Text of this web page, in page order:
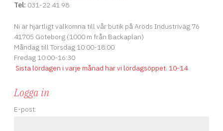
Tel: 031-22 41 98
Ni är hjärtligt välkomna till vår butik på Aröds Industriväg 76
41705 Göteborg (1000 m från Backaplan)
Måndag till Torsdag 10:00-18:00
Fredag 10:00-16:30
Sista lördagen i varje månad har vi lördagsöppet. 10-14
Logga in
E-post: